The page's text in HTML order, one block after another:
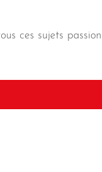
ces sujets